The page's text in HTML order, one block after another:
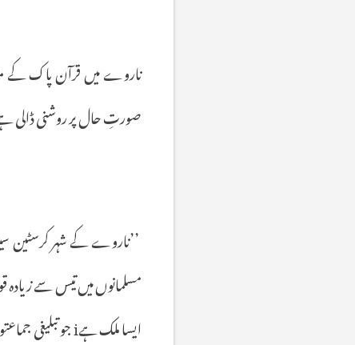
ناروےمیںقرآنپاککے
صورتِحالپرروشنیڈالی
’’ناروےکےشہرکرسٹین
مسلمانوںمیںتیسسےزیادہ
ایساملکہےiجوتبلیغی